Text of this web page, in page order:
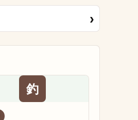
›
釣